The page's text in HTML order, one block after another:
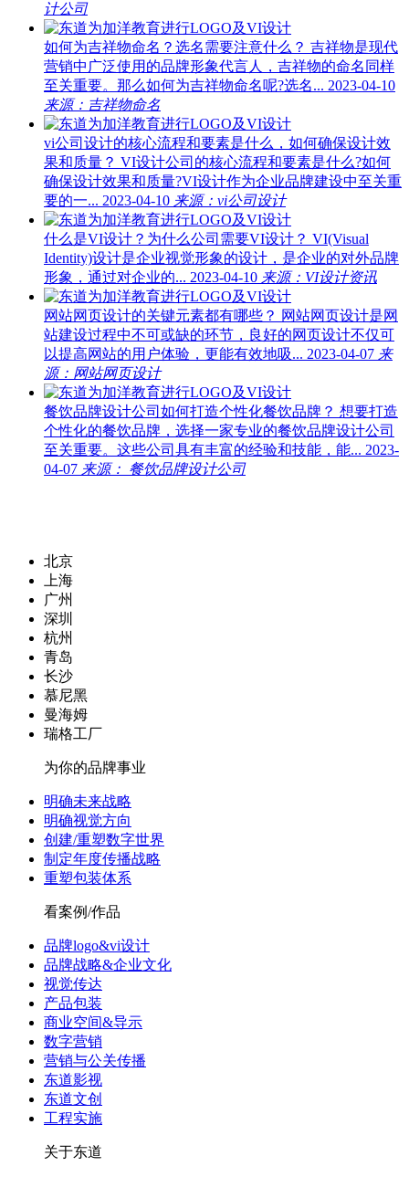
计公司
如何为吉祥物命名？选名需要注意什么？ 吉祥物是现代
营销中广泛使用的品牌形象代言人，吉祥物的命名同样
至关重要。那么如何为吉祥物命名呢?选名... 2023-04-10
来源：吉祥物命名
vi公司设计的核心流程和要素是什么，如何确保设计效
果和质量？ VI设计公司的核心流程和要素是什么?如何
确保设计效果和质量?VI设计作为企业品牌建设中至关重
要的一... 2023-04-10 来源：vi公司设计
什么是VI设计？为什么公司需要VI设计？ VI(Visual
Identity)设计是企业视觉形象的设计，是企业的对外品牌
形象，通过对企业的... 2023-04-10 来源：VI设计资讯
网站网页设计的关键元素都有哪些？ 网站网页设计是网
站建设过程中不可或缺的环节，良好的网页设计不仅可
以提高网站的用户体验，更能有效地吸... 2023-04-07 来
源：网站网页设计
餐饮品牌设计公司如何打造个性化餐饮品牌？ 想要打造
个性化的餐饮品牌，选择一家专业的餐饮品牌设计公司
至关重要。这些公司具有丰富的经验和技能，能... 2023-
04-07 来源： 餐饮品牌设计公司
北京
上海
广州
深圳
杭州
青岛
长沙
慕尼黑
曼海姆
瑞格工厂
为你的品牌事业
明确未来战略
明确视觉方向
创建/重塑数字世界
制定年度传播战略
重塑包装体系
看案例/作品
品牌logo&vi设计
品牌战略&企业文化
视觉传达
产品包装
商业空间&导示
数字营销
营销与公关传播
东道影视
东道文创
工程实施
关于东道